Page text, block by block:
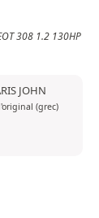
308 1.2 130HP
JOHN
(grec)